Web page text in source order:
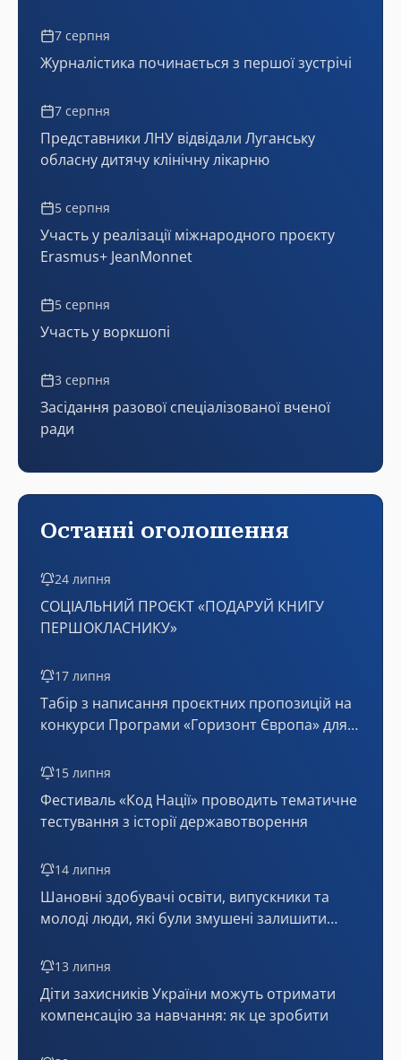
7 серпня
Журналістика починається з першої зустрічі
7 серпня
Представники ЛНУ відвідали Луганську
обласну дитячу клінічну лікарню
5 серпня
Участь у реалізації міжнародного проєкту
Erasmus+ JeanMonnet
5 серпня
Участь у воркшопі
3 серпня
Засідання разової спеціалізованої вченої
ради
Останні оголошення
24 липня
СОЦІАЛЬНИЙ ПРОЄКТ «ПОДАРУЙ КНИГУ
ПЕРШОКЛАСНИКУ»
17 липня
Табір з написання проєктних пропозицій на
конкурси Програми «Горизонт Європа» для
15 липня
Фестиваль «Код Нації» проводить тематичне
тестування з історії державотворення
14 липня
Шановні здобувачі освіти, випускники та
молоді люди, які були змушені залишити
статус внутрішньо переміщених осіб!
13 липня
Діти захисників України можуть отримати
компенсацію за навчання: як це зробити